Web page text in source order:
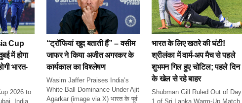
Cup
में होगा
भारत-
2026 to
India
“ट्रॉफियां खुद बताती हैं” – वसीम
जाफर ने किया अजीत अगरकर के
कार्यकाल का विश्लेषण
Wasim Jaffer Praises India’s
White-Ball Dominance Under Ajit
Agarkar (image via X) भारत के पूर्व
भारत के लिए खतरे की घंटी!
श्रीलंका में वार्म-अप मैच से पहले
शुभमन गिल हुए चोटिल; पहले दिन
के खेल से रहे बाहर
Shubman Gill Ruled Out of Day
1 of Sri Lanka Warm-Up Match